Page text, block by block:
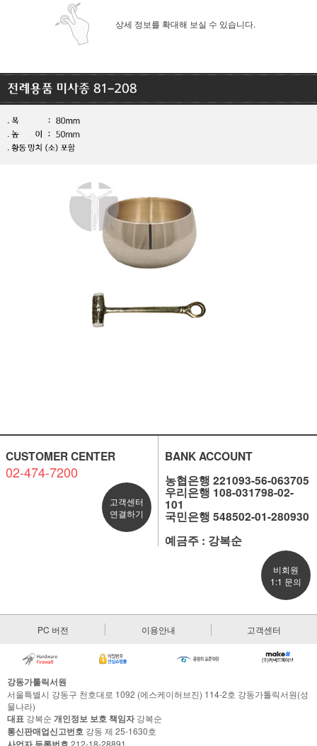
상세 정보를 확대해 보실 수 있습니다.
CUSTOMER CENTER
02-474-7200
고객센터
연결하기
BANK ACCOUNT
농협은행 221093-56-063705
우리은행 108-031798-02-
101
국민은행 548502-01-280930
예금주 : 강복순
비회원
1:1 문의
PC 버전 이용안내 고객센터
강동가톨릭서원
서울특별시 강동구 천호대로 1092 (에스케이허브진) 114-2호 강동가톨릭서원(성
물나라)
대표 강복순 개인정보 보호 책임자강복순
통신판매업신고번호 강동 제 25-1630호
212-18-28891